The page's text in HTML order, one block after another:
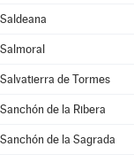
Saldeana
Salmoral
Salvatierra de Tormes
Sanchón de la Ribera
Sanchón de la Sagrada